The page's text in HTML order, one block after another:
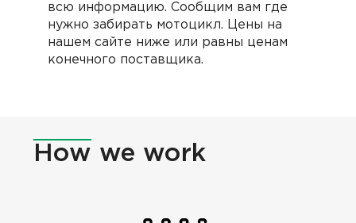
всю информацию. Сообщим вам где
нужно забирать мотоцикл. Цены на
нашем сайте ниже или равны ценам
конечного поставщика.
How we work